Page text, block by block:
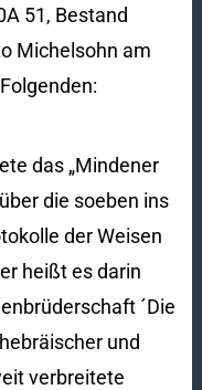
51, Bestand
Michelsohn am
das „Mindener
die soeben ins
der Weisen
heißt es darin
´Die
und
verbreitete